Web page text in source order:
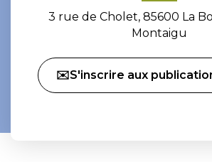
3 rue de Cholet, 85600 La
Montaigu
✉️S'inscrire aux